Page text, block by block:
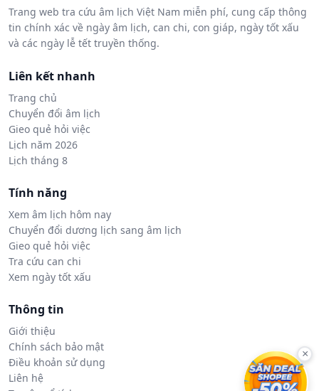
Trang web tra cứu âm lịch Việt Nam miễn phí, cung cấp thông
tin chính xác về ngày âm lịch, can chi, con giáp, ngày tốt xấu
và các ngày lễ tết truyền thống.
Liên kết nhanh
Trang chủ
Chuyển đổi âm lịch
Gieo quẻ hỏi việc
Lịch năm 2026
Lịch tháng 8
Tính năng
Xem âm lịch hôm nay
Chuyển đổi dương lịch sang âm lịch
Gieo quẻ hỏi việc
Tra cứu can chi
Xem ngày tốt xấu
Thông tin
Giới thiệu
Chính sách bảo mật
Điều khoản sử dụng
Liên hệ
×